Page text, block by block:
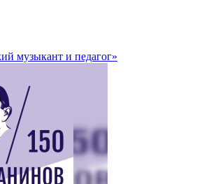
музыкант и педагог»